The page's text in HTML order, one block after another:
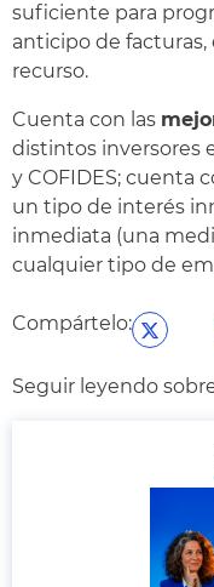
suficiente para
anticipo de
recurso.
Cuenta con las
distintos inversores
y COFIDES; cuenta
un tipo de interés
inmediata (una
cualquier tipo de
Compártelo:
Seguir leyendo